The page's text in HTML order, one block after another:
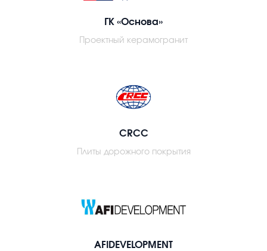
ГК «Основа»
Проектный керамогранит
CRCC
Плиты дорожного покрытия
AFIDEVELOPMENT